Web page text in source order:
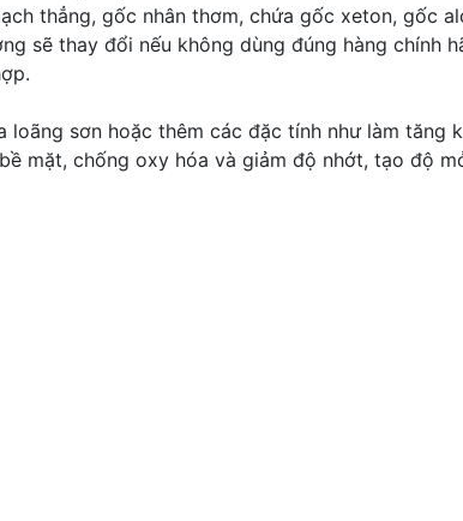
thẳng, gốc nhân thơm, chứa gốc xeton, gốc
sẽ thay đổi nếu không dùng đúng hàng chính
sơn hoặc thêm các đặc tính như làm tăng
mặt, chống oxy hóa và giảm độ nhớt, tạo độ